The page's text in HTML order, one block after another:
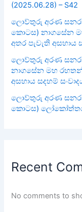
(2025.06.28) – S42
ලොව්තුරු අරණ
කොටස) නාගසේන
අතර පැවැති අසහාය
ලොව්තුරු අරණ
නාගසේන මහ රහතන්
අසහාය සදහම්
ලොව්තුරු අරණ
කොටස) ලෝකෝත්තර
Recent
No comments to